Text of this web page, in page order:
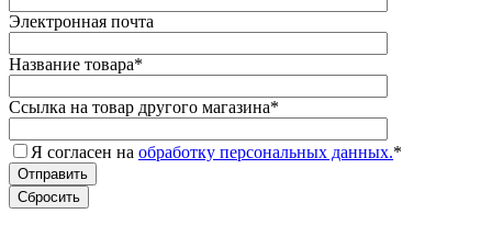
Электронная почта
Название товара*
Ссылка на товар другого магазина*
Я согласен на обработку персональных данных.*